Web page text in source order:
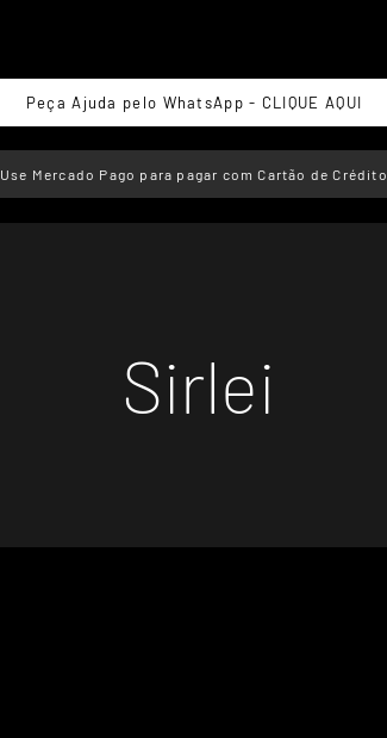
Peça Ajuda pelo WhatsApp - CLIQUE AQUI
Use Mercado Pago para pagar com Cartão de Crédito
Sirlei